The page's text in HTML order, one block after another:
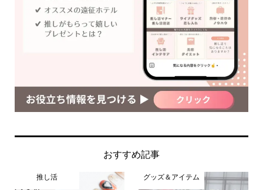
おすすめ記事
推し活 グッズ＆アイテム